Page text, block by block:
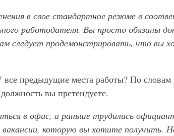
в свое стандартное резюме в
работодателя. Вы просто обязаны
следует продемонстрировать, что вы
все предыдущие места работы? По
вы претендуете.
в офис, а раньше трудились
которую вы хотите получить.